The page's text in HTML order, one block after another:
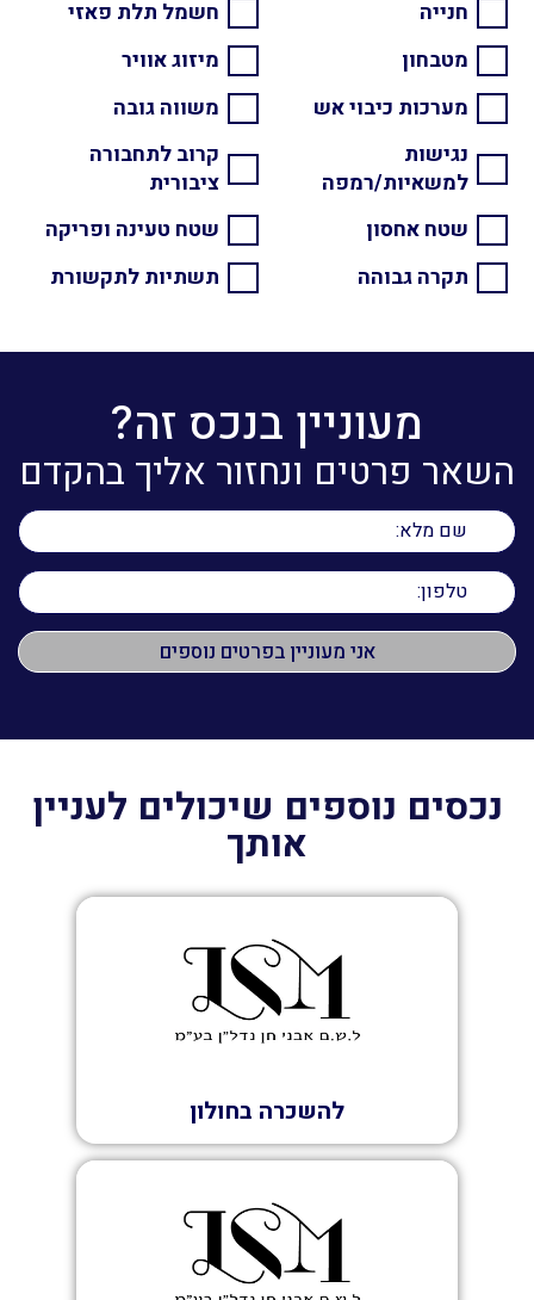
חנייה
חשמל תלת פאזי
מטבחון
מיזוג אוויר
מערכות כיבוי אש
משווה גובה
נגישות
למשאיות/רמפה
קרוב לתחבורה
ציבורית
שטח אחסון
שטח טעינה ופריקה
תקרה גבוהה
תשתיות לתקשורת
מעוניין בנכס זה?
השאר פרטים ונחזור אליך בהקדם
נכסים נוספים שיכולים לעניין
אותך
להשכרה בחולון